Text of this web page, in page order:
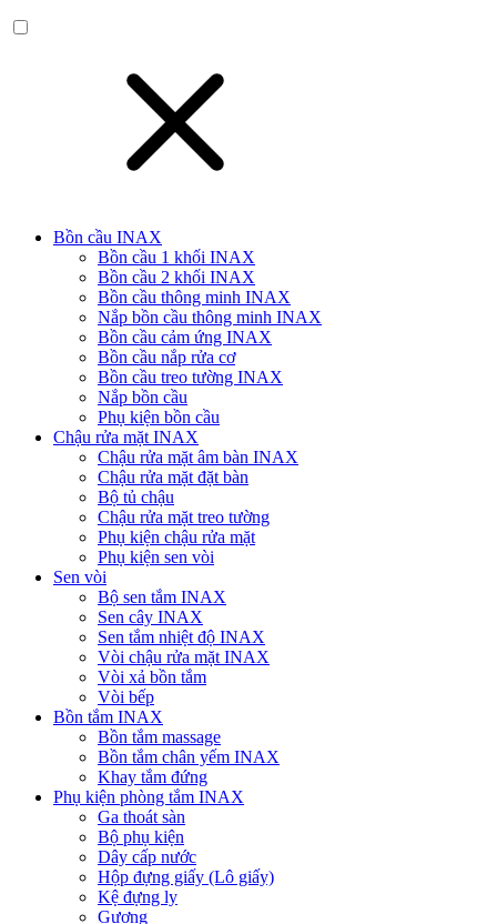
Bồn cầu INAX
Bồn cầu 1 khối INAX
Bồn cầu 2 khối INAX
Bồn cầu thông minh INAX
Nắp bồn cầu thông minh INAX
Bồn cầu cảm ứng INAX
Bồn cầu nắp rửa cơ
Bồn cầu treo tường INAX
Nắp bồn cầu
Phụ kiện bồn cầu
Chậu rửa mặt INAX
Chậu rửa mặt âm bàn INAX
Chậu rửa mặt đặt bàn
Bộ tủ chậu
Chậu rửa mặt treo tường
Phụ kiện chậu rửa mặt
Phụ kiện sen vòi
Sen vòi
Bộ sen tắm INAX
Sen cây INAX
Sen tắm nhiệt độ INAX
Vòi chậu rửa mặt INAX
Vòi xả bồn tắm
Vòi bếp
Bồn tắm INAX
Bồn tắm massage
Bồn tắm chân yếm INAX
Khay tắm đứng
Phụ kiện phòng tắm INAX
Ga thoát sàn
Bộ phụ kiện
Dây cấp nước
Hộp đựng giấy (Lô giấy)
Kệ đựng ly
Gương